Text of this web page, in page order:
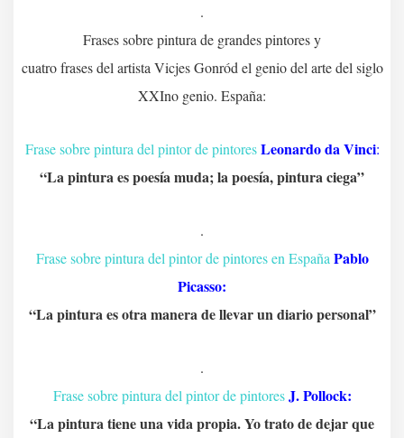
.
Frases sobre pintura de grandes pintores y
cuatro frases del artista Vicjes Gonród el genio del arte del siglo
XXIno genio. España:
Frase sobre pintura del pintor de pintoresLeonardo da Vinci:
“La pintura es poesía muda; la poesía, pintura ciega”
.
Frase sobre pintura del pintor de pintores en España Pablo
Picasso:
“La pintura es otra manera de llevar un diario personal”
.
Frase sobre pintura del pintor de pintores J. Pollock:
“La pintura tiene una vida propia. Yo trato de dejar que